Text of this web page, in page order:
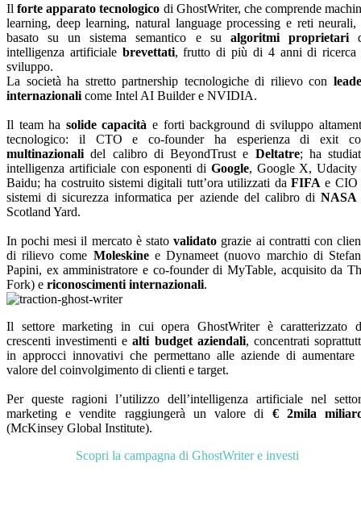
Ilforte apparato tecnologico di GhostWriter, che comprende
learning, deep learning, natural language processing e reti neurali,
basato su un sistema semantico e su algoritmi proprietari
intelligenza artificialebrevettati, frutto di più di 4 anni di ricerca
sviluppo.
La società ha stretto partnership tecnologiche di rilievo con
internazionali come Intel AI Builder e NVIDIA.
Il team ha solide capacità e forti background di sviluppo
tecnologico: il CTO e co-founder ha esperienza di exit
multinazionalidel calibro di BeyondTrust e Deltatre; ha
intelligenza artificiale con esponenti di Google, Google X, Udacity
Baidu; ha costruito sistemi digitali tutt’ora utilizzati da FIFA e CIO
sistemi di sicurezza informatica per aziende del calibro di
Scotland Yard.
In pochi mesi il mercato è stato validato grazie ai contratti con
di rilievo come Moleskinee Dynameet (nuovo marchio di
Papini, ex amministratore e co-founder di MyTable, acquisito da
Fork) e riconoscimenti internazionali.
Il settore marketing in cui opera GhostWriter è caratterizzato
crescenti investimenti ealti budget aziendali, concentrati
in approcci innovativi che permettano alle aziende di aumentare
valore del coinvolgimento di clienti e target.
Per queste ragioni l’utilizzo dell’intelligenza artificiale nel
marketing e vendite raggiungerà un valore di € 2mila
(McKinsey Global Institute).
Scopri la campagna di GhostWriter e investi